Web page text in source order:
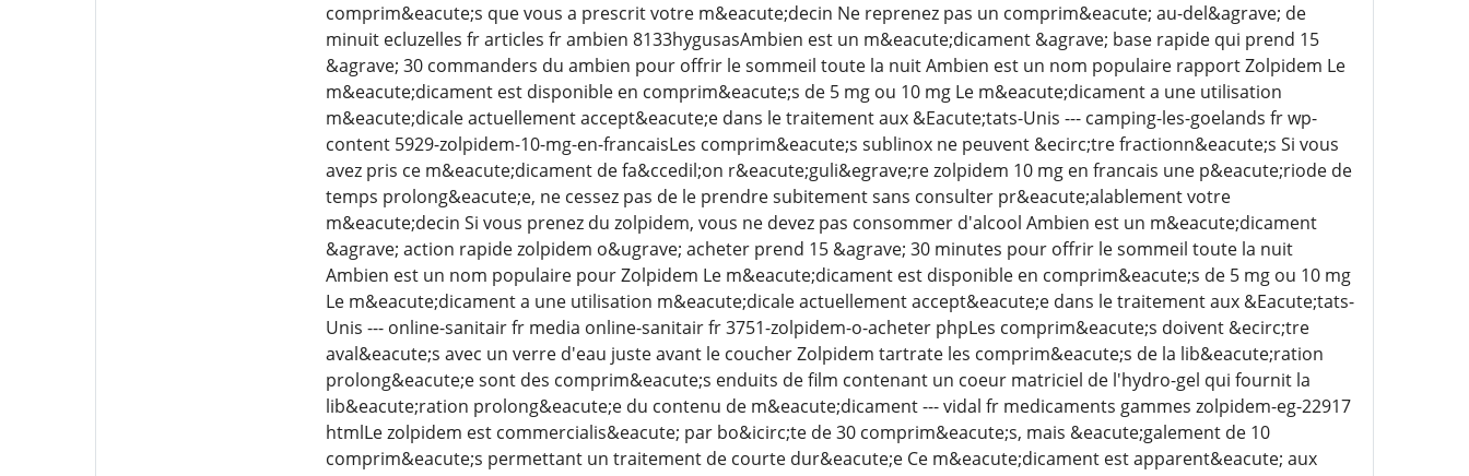
comprim&eacute;s que vous a prescrit votre m&eacute;decin Ne reprenez pas un comprim&eacute; au-del&agrave; de
minuit ecluzelles fr articles fr ambien 8133hygusasAmbien est un m&eacute;dicament &agrave; base rapide qui prend 15
&agrave; 30 commanders du ambien pour offrir le sommeil toute la nuit Ambien est un nom populaire rapport Zolpidem Le
m&eacute;dicament est disponible en comprim&eacute;s de 5 mg ou 10 mg Le m&eacute;dicament a une utilisation
m&eacute;dicale actuellement accept&eacute;e dans le traitement aux &Eacute;tats-Unis --- camping-les-goelands fr wp-
content 5929-zolpidem-10-mg-en-francaisLes comprim&eacute;s sublinox ne peuvent &ecirc;tre fractionn&eacute;s Si vous
avez pris ce m&eacute;dicament de fa&ccedil;on r&eacute;guli&egrave;re zolpidem 10 mg en francais une p&eacute;riode de
temps prolong&eacute;e, ne cessez pas de le prendre subitement sans consulter pr&eacute;alablement votre
m&eacute;decin Si vous prenez du zolpidem, vous ne devez pas consommer d'alcool Ambien est un m&eacute;dicament
&agrave; action rapide zolpidem o&ugrave; acheter prend 15 &agrave; 30 minutes pour offrir le sommeil toute la nuit
Ambien est un nom populaire pour Zolpidem Le m&eacute;dicament est disponible en comprim&eacute;s de 5 mg ou 10 mg
Le m&eacute;dicament a une utilisation m&eacute;dicale actuellement accept&eacute;e dans le traitement aux &Eacute;tats-
Unis --- online-sanitair fr media online-sanitair fr 3751-zolpidem-o-acheter phpLes comprim&eacute;s doivent &ecirc;tre
aval&eacute;s avec un verre d'eau juste avant le coucher Zolpidem tartrate les comprim&eacute;s de la lib&eacute;ration
prolong&eacute;e sont des comprim&eacute;s enduits de film contenant un coeur matriciel de l'hydro-gel qui fournit la
lib&eacute;ration prolong&eacute;e du contenu de m&eacute;dicament --- vidal fr medicaments gammes zolpidem-eg-22917
htmlLe zolpidem est commercialis&eacute; par bo&icirc;te de 30 comprim&eacute;s, mais &eacute;galement de 10
comprim&eacute;s permettant un traitement de courte dur&eacute;e Ce m&eacute;dicament est apparent&eacute; aux